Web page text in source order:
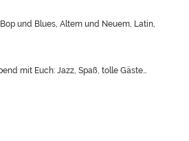
und Blues, Altem und Neuem, Latin,
mit Euch: Jazz, Spaß, tolle Gäste…